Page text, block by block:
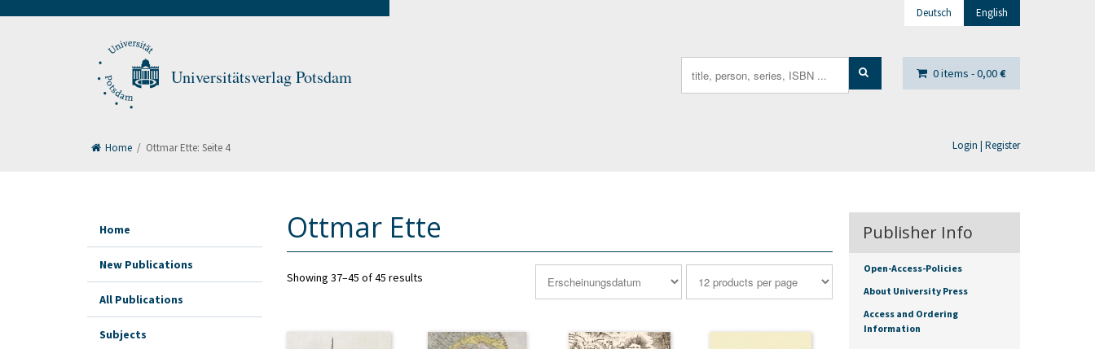
Universitätsverlag Potsdam
Deutsch English
0 items -0,00€
Login | Register
for:
Home / Ottmar Ette: Seite 4
Ottmar Ette
Showing 37–45 of 45 results
Home
New Publications
All Publications
Subjects
Publisher Info
Open-Access-Policies
About University Press
Access and Ordering
Information